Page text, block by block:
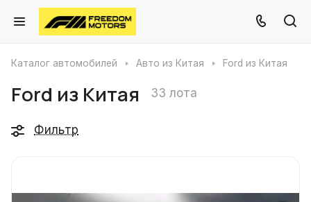
Каталог автомобилей Авто из Китая Ford из Китая
Ford из Китая 33 лота
Фильтр